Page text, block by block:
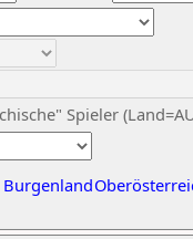
Spieler
Burgenland